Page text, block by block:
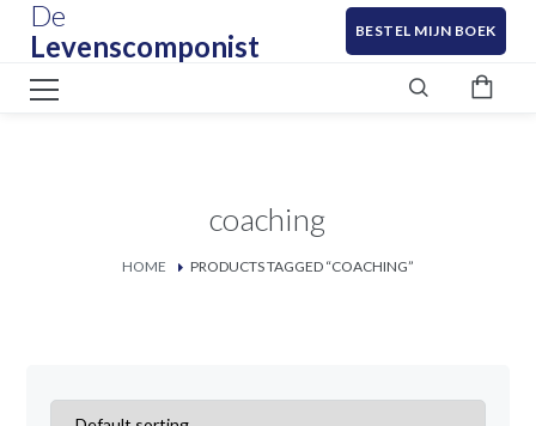
De
Levenscomponist
BESTEL MIJN BOEK
coaching
HOME PRODUCTS TAGGED “COACHING”